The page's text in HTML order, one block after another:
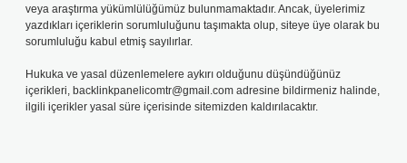
veya araştırma yükümlülüğümüz bulunmamaktadır. Ancak, üyelerimiz
yazdıkları içeriklerin sorumluluğunu taşımakta olup, siteye üye olarak bu
sorumluluğu kabul etmiş sayılırlar.
Hukuka ve yasal düzenlemelere aykırı olduğunu düşündüğünüz
içerikleri, backlinkpanelicomtr@gmail.com adresine bildirmeniz halinde,
ilgili içerikler yasal süre içerisinde sitemizden kaldırılacaktır.